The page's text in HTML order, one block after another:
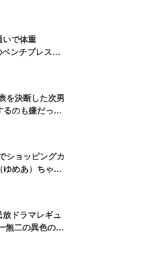
で体重
ンチプレス持
を決断した次男
のも嫌だっ
ショッピングカ
ゆめあ）ちゃん
ドラマレギュ
無二の異色のバ